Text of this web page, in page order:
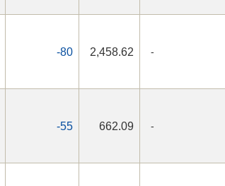
-80 2,458.62 -
-55 662.09 -